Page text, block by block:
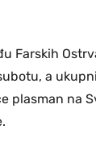
Farskih
a
plasman na